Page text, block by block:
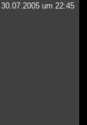
30.07.2005 um 22:45